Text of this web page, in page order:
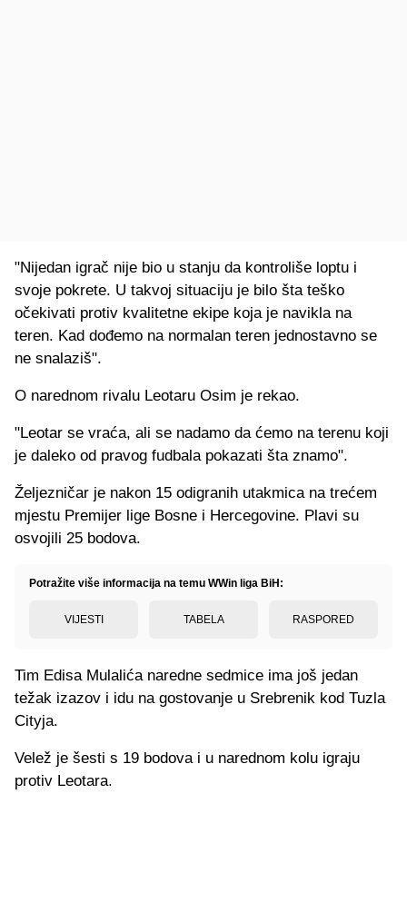
"Nijedan igrač nije bio u stanju da kontroliše loptu i
svoje pokrete. U takvoj situaciju je bilo šta teško
očekivati protiv kvalitetne ekipe koja je navikla na
teren. Kad dođemo na normalan teren jednostavno se
ne snalaziš".
O narednom rivalu Leotaru Osim je rekao.
"Leotar se vraća, ali se nadamo da ćemo na terenu koji
je daleko od pravog fudbala pokazati šta znamo".
Željezničar je nakon 15 odigranih utakmica na trećem
mjestu Premijer lige Bosne i Hercegovine. Plavi su
osvojili 25 bodova.
Potražite više informacija na temu WWin liga BiH:
VIJESTI TABELA RASPORED
Tim Edisa Mulalića naredne sedmice ima još jedan
težak izazov i idu na gostovanje u Srebrenik kod Tuzla
Cityja.
Velež je šesti s 19 bodova i u narednom kolu igraju
protiv Leotara.